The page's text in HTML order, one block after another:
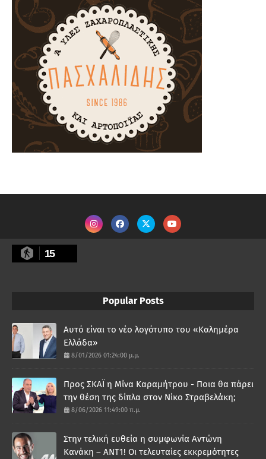
15
Popular Posts
Αυτό είναι το νέο λογότυπο του «Καλημέρα
Ελλάδα»
8/01/2026 01:24:00 μ.μ.
Προς ΣΚΑΪ η Μίνα Καραμήτρου - Ποια θα πάρει
την θέση της δίπλα στον Νίκο Στραβελάκη;
8/06/2026 11:49:00 π.μ.
Στην τελική ευθεία η συμφωνία Αντώνη
Κανάκη – ΑΝΤ1! Οι τελευταίες εκκρεμότητες